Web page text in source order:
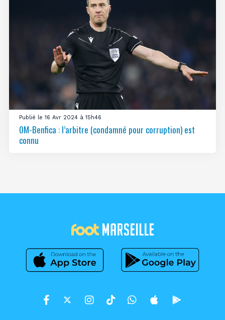
Publié le 16 Avr 2024 à 15h46
OM-Benfica : l’arbitre (condamné pour corruption) est
connu